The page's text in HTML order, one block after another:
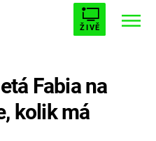
ŽIVĚ
5
Fabia na
kolik má